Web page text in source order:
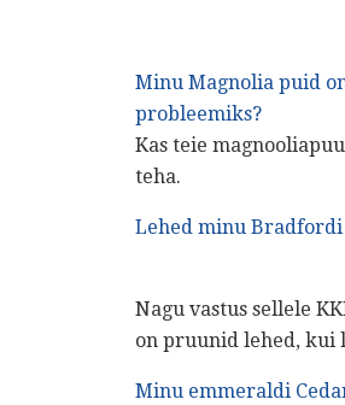
Minu Magnolia puid
probleemiks?
Kas teie
teha.
Lehed minu
Nagu vastus sellele
on pruunid lehed, kui
Minu emmeraldi